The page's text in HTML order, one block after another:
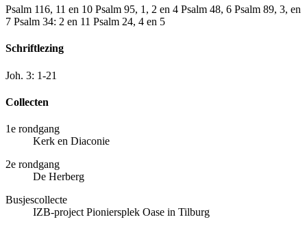
Psalm 116, 11 en 10 Psalm 95, 1, 2 en 4 Psalm 48, 6 Psalm 89, 3, en
7 Psalm 34: 2 en 11 Psalm 24, 4 en 5
Schriftlezing
Joh. 3: 1-21
Collecten
1e rondgang
Kerk en Diaconie
2e rondgang
De Herberg
Busjescollecte
IZB-project Pioniersplek Oase in Tilburg